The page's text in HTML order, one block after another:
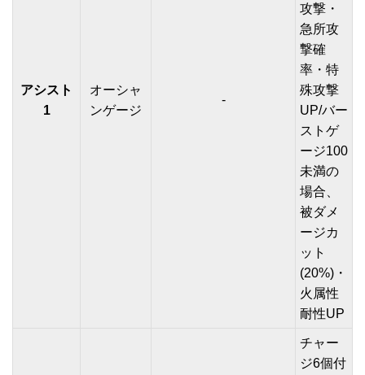
アシスト
1
オーシャ
ンゲージ
-
攻撃・
急所攻
撃確
率・特
殊攻撃
UP/バー
ストゲ
ージ100
未満の
場合、
被ダメ
ージカ
ット
(20%)・
火属性
耐性UP
チャー
ジ6個付